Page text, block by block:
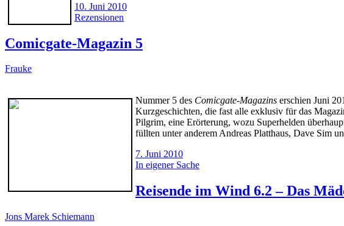
10. Juni 2010
Rezensionen
Comicgate-Magazin 5
Frauke
Nummer 5 des Comicgate-Magazins erschien Juni
Kurzgeschichten, die fast alle exklusiv für das
Pilgrim, eine Erörterung, wozu Superhelden
füllten unter anderem Andreas Platthaus, Dave Sim
7. Juni 2010
In eigener Sache
Reisende im Wind 6.2 – Das
Jons Marek Schiemann